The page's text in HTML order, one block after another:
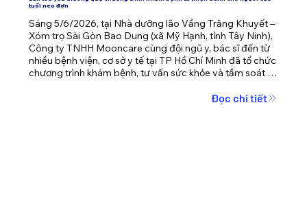
tuổi neo đơn
Sáng 5/6/2026, tại Nhà dưỡng lão Vầng Trăng Khuyết –
Xóm trọ Sài Gòn Bao Dung (xã Mỹ Hạnh, tỉnh Tây Ninh),
Công ty TNHH Mooncare cùng đội ngũ y, bác sĩ đến từ
nhiều bệnh viện, cơ sở y tế tại TP Hồ Chí Minh đã tổ chức
chương trình khám bệnh, tư vấn sức khỏe và tầm soát
Đọc chi tiết